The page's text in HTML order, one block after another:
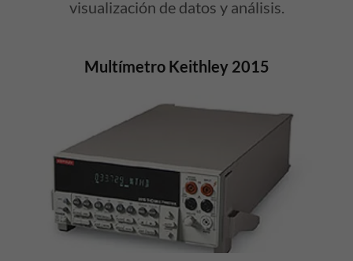
visualización de datos y análisis.
Multímetro Keithley 2015